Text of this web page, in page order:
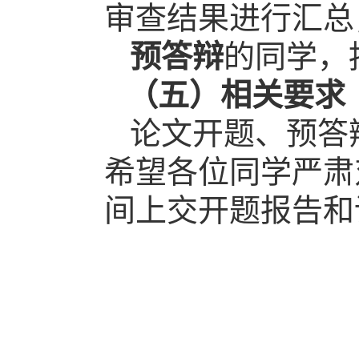
审查结果进行汇
预答辩的同学
（五）相关要求
论文开题、预
希望各位同学严
间上交开题报告